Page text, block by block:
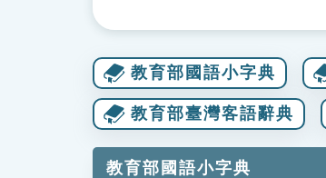
教育部國語小字典
教育部臺灣客語辭典
教育部國語小字典